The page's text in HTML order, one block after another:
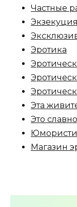
Частные
Экзекуция
Эротика
Эта
Это
Магазин